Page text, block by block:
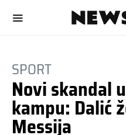
SPORT
Novi skandal
kampu: Dalić
Messija